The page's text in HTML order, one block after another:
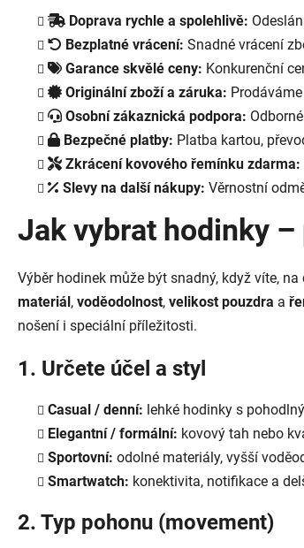
Doprava rychle a spolehlivě:
Bezplatné vrácení: Snadné vrácení
Garance skvělé ceny: Konkurenční
Originální zboží a záruka:
Osobní zákaznická podpora:
Bezpečné platby: Platba kartou,
Zkrácení kovového řemínku zdarma:
Slevy na další nákupy: Věrnostní
Jak vybrat hodinky
Výběr hodinek může být snadný, když víte,
materiál , voděodolnost, velikost pouzdra a
nošení i speciální příležitosti.
1. Určete účel a styl
Casual / denní: lehké hodinky s
Elegantní / formální: kovový tah nebo
Sportovní: odolné materiály, vyšší
Smartwatch: konektivita, notifikace a
2. Typ pohonu (movement)